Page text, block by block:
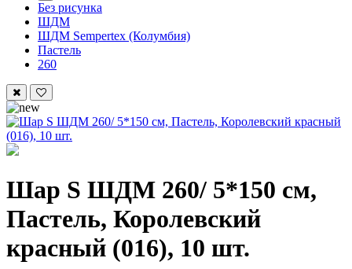
Без рисунка
ШДМ
ШДМ Sempertex (Колумбия)
Пастель
260
Шар S ШДМ 260/ 5*150 см,
Пастель, Королевский
красный (016), 10 шт.